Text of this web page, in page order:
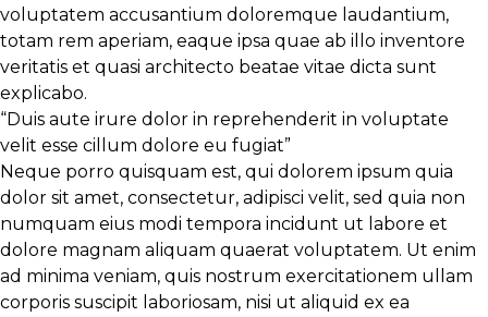
voluptatem accusantium doloremque laudantium,
totam rem aperiam, eaque ipsa quae ab illo inventore
veritatis et quasi architecto beatae vitae dicta sunt
explicabo.
“Duis aute irure dolor in reprehenderit in voluptate
velit esse cillum dolore eu fugiat”
Neque porro quisquam est, qui dolorem ipsum quia
dolor sit amet, consectetur, adipisci velit, sed quia non
numquam eius modi tempora incidunt ut labore et
dolore magnam aliquam quaerat voluptatem. Ut enim
ad minima veniam, quis nostrum exercitationem ullam
corporis suscipit laboriosam, nisi ut aliquid ex ea